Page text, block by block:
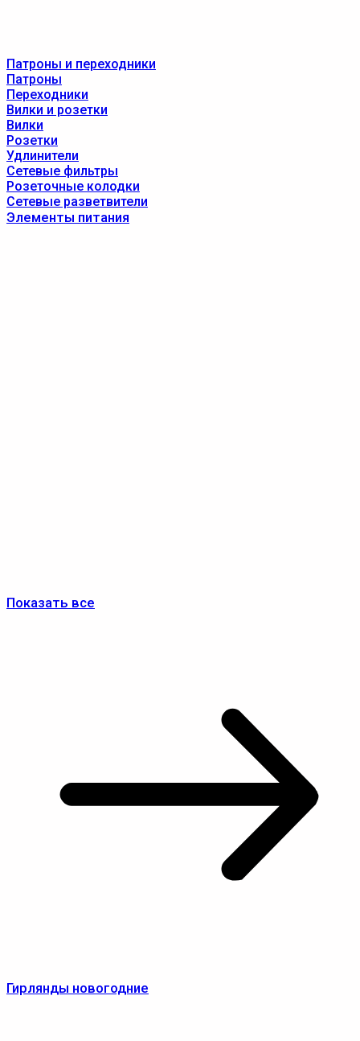
Патроны и переходники
Патроны
Переходники
Вилки и розетки
Вилки
Розетки
Удлинители
Сетевые фильтры
Розеточные колодки
Сетевые разветвители
Элементы питания
Показать все
Гирлянды новогодние